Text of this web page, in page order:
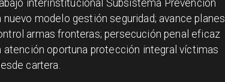
interinstitucional Subsistema Prevención
modelo gestión seguridad; avance planes
armas fronteras; persecución penal eficaz
oportuna protección integral víctimas
cartera.